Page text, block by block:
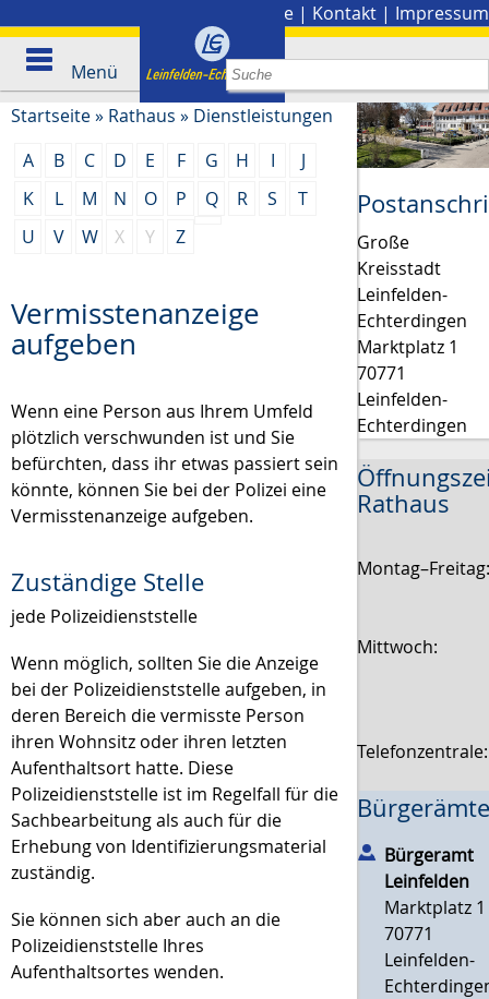
Presse | Kontakt | Impressum
Menü
Startseite» Rathaus » Dienstleistungen
A
B C D E F G H I
J
K
L M N O P Q R S
T
U
V W X Y Z
Vermisstenanzeige
aufgeben
Wenn eine Person aus Ihrem Umfeld
plötzlich verschwunden ist und Sie
befürchten, dass ihr etwas passiert sein
könnte, können Sie bei der Polizei eine
Vermisstenanzeige aufgeben.
Zuständige Stelle
jede Polizeidienststelle
Wenn möglich, sollten Sie die Anzeige
bei der Polizeidienststelle aufgeben, in
deren Bereich die vermisste Person
ihren Wohnsitz oder ihren letzten
Aufenthaltsort hatte. Diese
Polizeidienststelle ist im Regelfall für die
Sachbearbeitung als auch für die
Erhebung von Identifizierungsmaterial
zuständig.
Sie können sich aber auch an die
Polizeidienststelle Ihres
Aufenthaltsortes wenden.
Große
Kreisstadt
Leinfelden-
Echterdingen
Marktplatz 1
70771
Leinfelden-
Echterdingen
Rathaus
Mittwoch:
Bürgeramt
Leinfelden
Marktplatz 1
70771
Leinfelden-